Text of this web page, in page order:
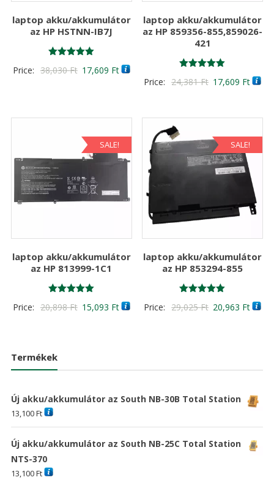
laptop akku/akkumulátor
az HP HSTNN-IB7J
5.00
Price: 38,030Ft Original
38,030 Ft
17,609 FtCurrent
17,609 Ft
laptop akku/akkumulátor
az HP 859356-855,859026-
421
5.00
Price: 24,381Ft Original
17,609 Ft
SALE!
laptop akku/akkumulátor
az HP 813999-1C1
5.00
Price: 20,898Ft Original
15,093 FtCurrent
SALE!
laptop akku/akkumulátor
az HP 853294-855
5.00
Price: 29,025Ft Original
20,963 Ft
Termékek
Új akku/akkumulátor az South NB-30B Total Station
13,100Ft
Új akku/akkumulátor az South NB-25C Total Station
NTS-370
13,100Ft